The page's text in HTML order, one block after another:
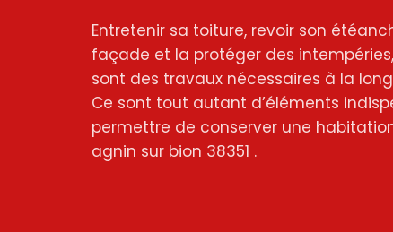
Entretenir sa toiture, revoir son
façade et la protéger des
sont des travaux nécessaires à la
Ce sont tout autant d’éléments
permettre de conserver une
agnin sur bion 38351 .